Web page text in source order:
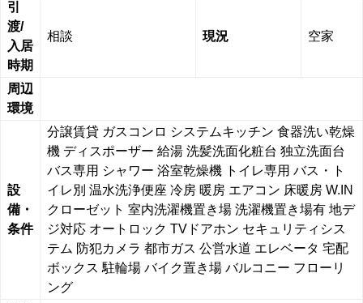
引
渡/
入居
時期
相談 現況 空家
周辺
環境
設
備・
条件
分譲賃貸 ガスコンロ システムキッチン 食器洗い乾燥
機 ディスポーザー 給湯 洗髪洗面化粧台 独立洗面台
バス専用 シャワー 浴室乾燥機 トイレ専用 バス・ト
イレ別 温水洗浄便座 冷房 暖房 エアコン 床暖房 W.IN
クローゼット 室内洗濯機置き場 洗濯機置き場有 地デ
ジ対応 オートロック TVドアホン セキュリティシス
テム 防犯カメラ 都市ガス 公営水道 エレベータ 宅配
ボックス 駐輪場 バイク置き場 バルコニー フローリ
ング